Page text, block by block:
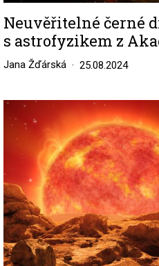
Neuvěřitelné černé
s astrofyzikem z
Jana Žďárská 25.08.2024
Image